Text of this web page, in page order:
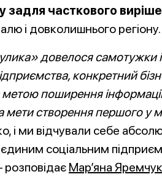
задля часткового
і довколишнього регіону.
довелося самотужки
конкретний
метою поширення
створення першого у
і ми відчували себе
соціальним
розповідає Мар’яна